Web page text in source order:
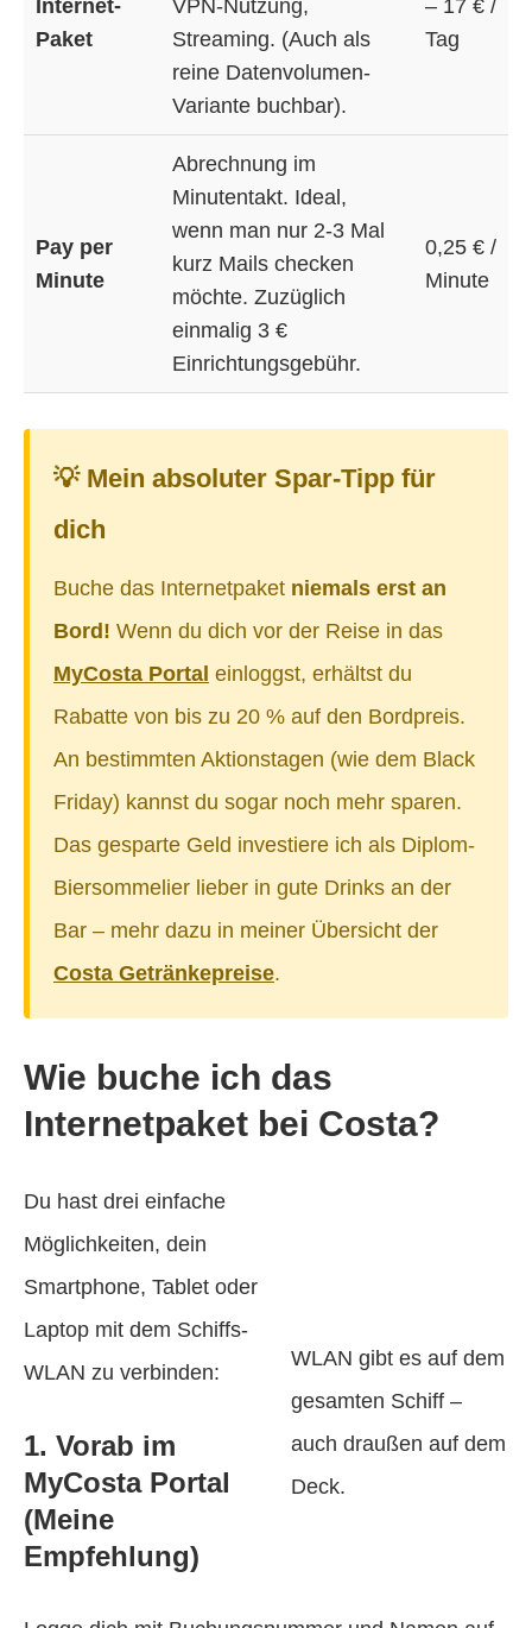
Internet-
Paket
VPN-Nutzung,
Streaming. (Auch als
reine Datenvolumen-
Variante buchbar).
– 17 € /
Tag
Pay per
Minute
Abrechnung im
Minutentakt. Ideal,
wenn man nur 2-3 Mal
kurz Mails checken
möchte. Zuzüglich
einmalig 3 €
Einrichtungsgebühr.
0,25 € /
Minute
💡 Mein absoluter Spar-Tipp für
dich
Buche das Internetpaket niemals erst an
Bord! Wenn du dich vor der Reise in das
MyCosta Portal einloggst, erhältst du
Rabatte von bis zu 20 % auf den Bordpreis.
An bestimmten Aktionstagen (wie dem Black
Friday) kannst du sogar noch mehr sparen.
Das gesparte Geld investiere ich als Diplom-
Biersommelier lieber in gute Drinks an der
Bar – mehr dazu in meiner Übersicht der
Costa Getränkepreise.
Wie buche ich das
Internetpaket bei Costa?
WLAN gibt es auf dem
gesamten Schiff –
auch draußen auf dem
Deck.
Du hast drei einfache
Möglichkeiten, dein
Smartphone, Tablet oder
Laptop mit dem Schiffs-
WLAN zu verbinden:
1. Vorab im
MyCosta Portal
(Meine
Empfehlung)